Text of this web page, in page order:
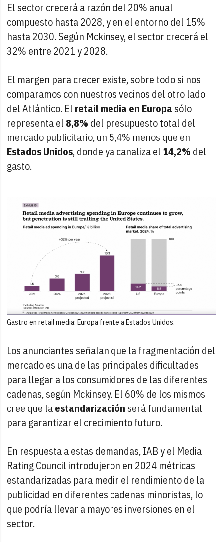
El sector crecerá a razón del 20% anual
compuesto hasta 2028, y en el entorno del 15%
hasta 2030. Según Mckinsey, el sector crecerá el
32% entre 2021 y 2028.
El margen para crecer existe, sobre todo si nos
comparamos con nuestros vecinos del otro lado
del Atlántico. El retail media en Europa sólo
representa el 8,8% del presupuesto total del
mercado publicitario, un 5,4% menos que en
Estados Unidos, donde ya canaliza el 14,2% del
gasto.
Gastro en retail media: Europa frente a Estados Unidos.
Los anunciantes señalan que la fragmentación del
mercado es una de las principales dificultades
para llegar a los consumidores de las diferentes
cadenas, según Mckinsey. El 60% de los mismos
cree que laestandarización será fundamental
para garantizar el crecimiento futuro.
En respuesta a estas demandas, IAB y el Media
Rating Council introdujeron en 2024 métricas
estandarizadas para medir el rendimiento de la
publicidad en diferentes cadenas minoristas, lo
que podría llevar a mayores inversiones en el
sector.